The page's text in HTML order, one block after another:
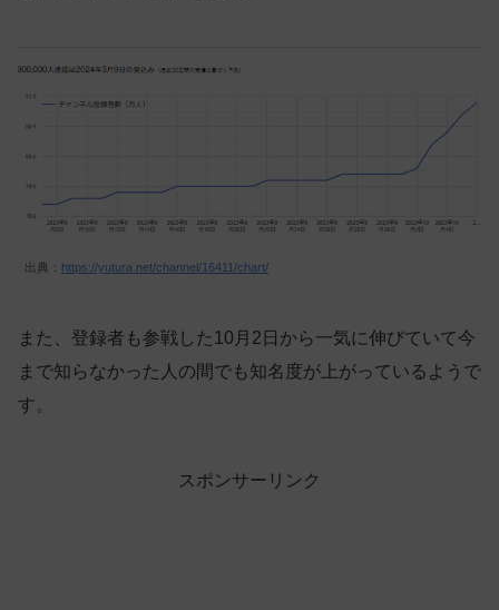
出典： https://yutura.net/channel/16411/chart/
また、登録者も参戦した10月2日から一気に伸びていて今
まで知らなかった人の間でも知名度が上がっているようで
す。
スポンサーリンク